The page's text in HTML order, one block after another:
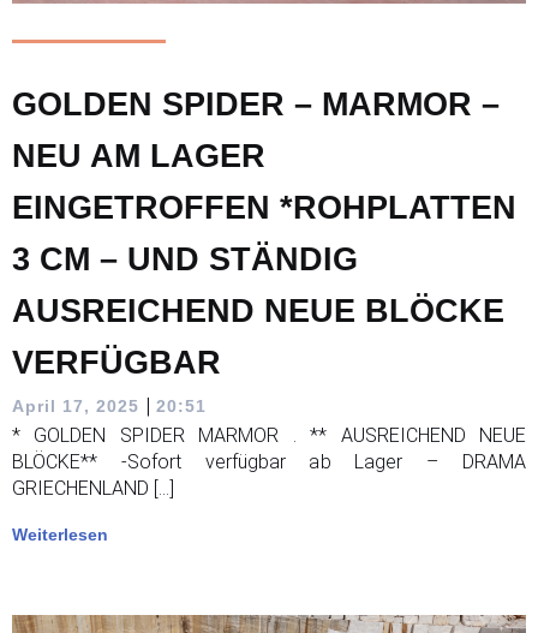
GOLDEN SPIDER – MARMOR –
NEU AM LAGER
EINGETROFFEN *ROHPLATTEN
3 CM – UND STÄNDIG
AUSREICHEND NEUE BLÖCKE
VERFÜGBAR
April 17, 2025 | 20:51
* GOLDEN SPIDER MARMOR . ** AUSREICHEND NEUE
BLÖCKE** -Sofort verfügbar ab Lager – DRAMA
GRIECHENLAND […]
Weiterlesen